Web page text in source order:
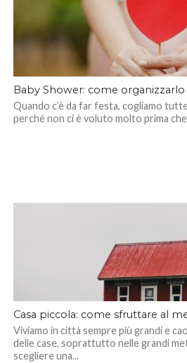
Baby Shower: come organizzarlo
Quando c’è da far festa, cogliamo
perché non ci è voluto molto prima
Casa piccola: come sfruttare al
Viviamo in città sempre più grandi e
delle case, soprattutto nelle grandi
scegliere una...